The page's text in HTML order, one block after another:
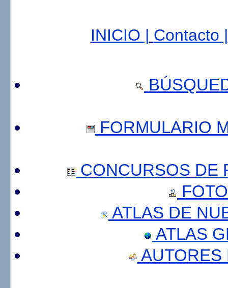
INICIO | Contacto |
FORMULARIO
CONCURSOS DE
ATLAS DE
ATLAS
AUTORES